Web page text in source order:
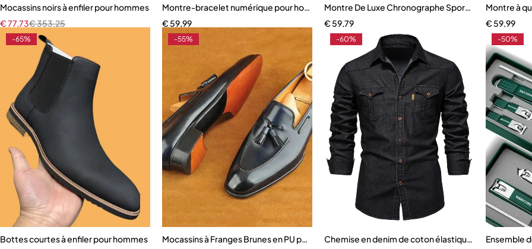
Mocassins noirs à enfiler pour hommes
€353,25
€77,73
Montre-bracelet numérique pour hommes
€ 59,99
Montre De Luxe Chronographe Sport Pour Homme
€ 59,79
Montre à
€ 59,99
-65%
Bottes courtes à enfiler pour hommes
-55%
Mocassins à Franges Brunes en PU pour Homme
-60%
Chemise en denim de coton élastique pour hommes
-50%
Ensemble